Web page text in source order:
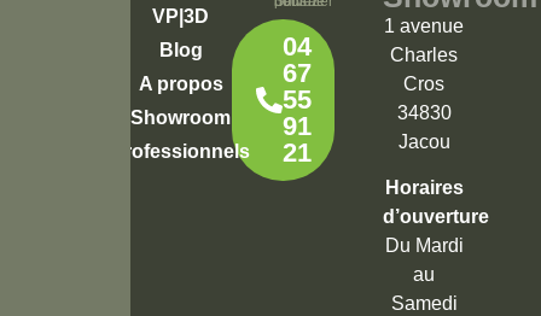
VP|3D
Blog
A propos
Showroom
Professionnels
04
67
55
91
21
1 avenue
Charles
Cros
34830
Jacou
Horaires
d’ouverture
Du Mardi
au
Samedi